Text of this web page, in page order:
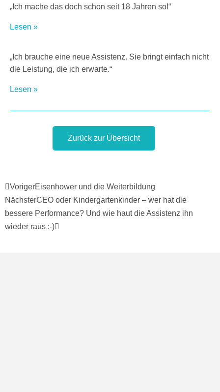
„Ich mache das doch schon seit 18 Jahren so!“
Lesen »
„Ich brauche eine neue Assistenz. Sie bringt einfach nicht
die Leistung, die ich erwarte.“
Lesen »
Zurück zur Übersicht
VorigerEisenhower und die Weiterbildung
NächsterCEO oder Kindergartenkinder – wer hat die
bessere Performance? Und wie haut die Assistenz ihn
wieder raus :-)